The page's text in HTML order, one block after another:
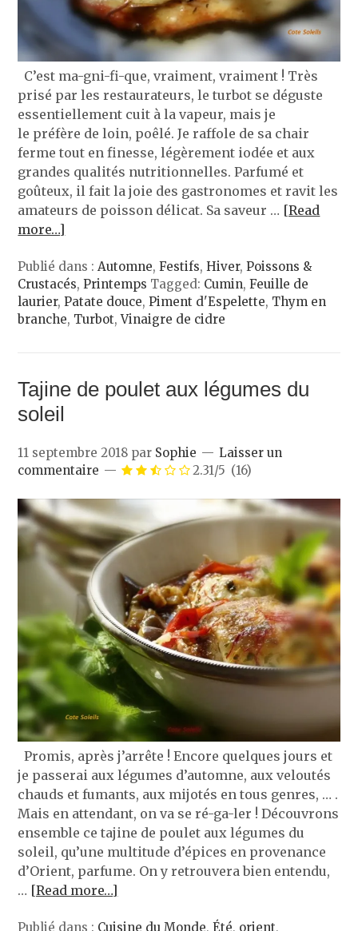
C’est ma-gni-fi-que, vraiment, vraiment ! Très
prisé par les restaurateurs, le turbot se déguste
essentiellement cuit à la vapeur, mais je
le préfère de loin, poêlé. Je raffole de sa chair
ferme tout en finesse, légèrement iodée et aux
grandes qualités nutritionnelles. Parfumé et
goûteux, il fait la joie des gastronomes et ravit les
amateurs de poisson délicat. Sa saveur … [Read
more…]
Publié dans :Automne,Festifs,Hiver,Poissons &
Crustacés,Printemps Tagged: Cumin,Feuille de
laurier,Patate douce,Piment d'Espelette, Thym en
branche, Turbot,Vinaigre de cidre
Tajine de poulet aux légumes du
soleil
11 septembre 2018 par Sophie
Laisser un
commentaire
2.31/5 (16)
Promis, après j’arrête ! Encore quelques jours et
je passerai aux légumes d’automne, aux veloutés
chauds et fumants, aux mijotés en tous genres, … .
Mais en attendant, on va se ré-ga-ler ! Découvrons
ensemble ce tajine de poulet aux légumes du
soleil, qu’une multitude d’épices en provenance
d’Orient, parfume. On y retrouvera bien entendu,
… [Read more…]
Publié dans : Cuisine du Monde,Été, orient,